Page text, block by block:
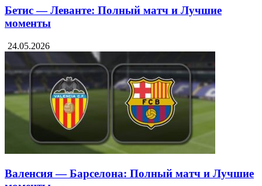
Бетис — Леванте: Полный матч и Лучшие
моменты
24.05.2026
Валенсия — Барселона: Полный матч и Лучшие